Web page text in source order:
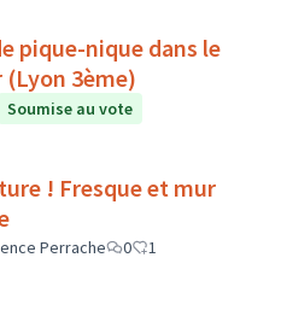
pique-nique dans le
(Lyon 3ème)
Soumise au vote
! Fresque et mur
Perrache 0
1